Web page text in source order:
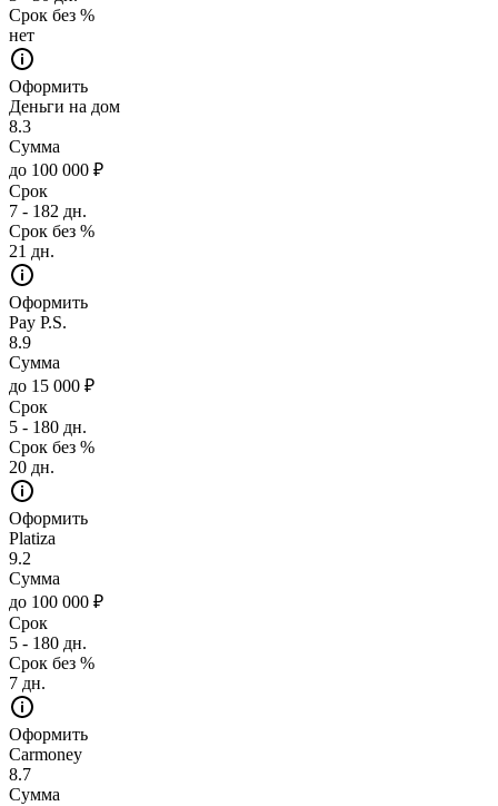
Срок без %
нет
Оформить
Деньги на дом
8.3
Сумма
до 100 000 ₽
Срок
7 - 182 дн.
Срок без %
21 дн.
Оформить
Pay P.S.
8.9
Сумма
до 15 000 ₽
Срок
5 - 180 дн.
Срок без %
20 дн.
Оформить
Platiza
9.2
Сумма
до 100 000 ₽
Срок
5 - 180 дн.
Срок без %
7 дн.
Оформить
Carmoney
8.7
Сумма